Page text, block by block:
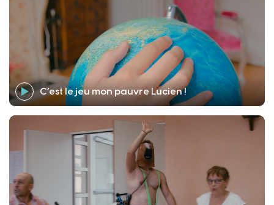
C’est le jeu mon pauvre Lucien !